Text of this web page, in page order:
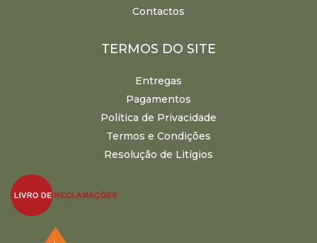
Contactos
TERMOS DO SITE
Entregas
Pagamentos
Política de Privacidade
Termos e Condições
Resolução de Litígios